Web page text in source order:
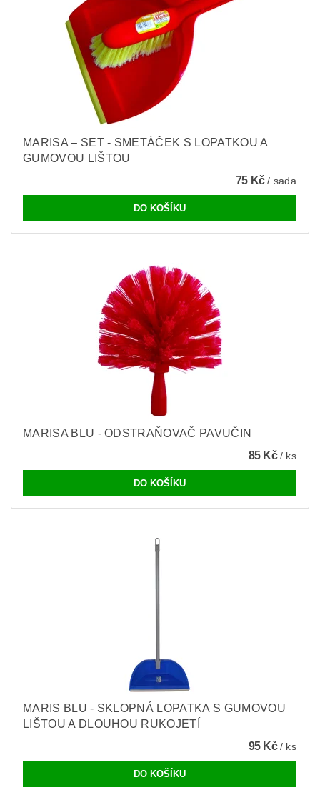
MARISA – SET - SMETÁČEK S LOPATKOU A
GUMOVOU LIŠTOU
75 Kč/ sada
MARISA BLU - ODSTRAŇOVAČ PAVUČIN
85 Kč/ ks
MARIS BLU - SKLOPNÁ LOPATKA S GUMOVOU
LIŠTOU A DLOUHOU RUKOJETÍ
95 Kč/ ks